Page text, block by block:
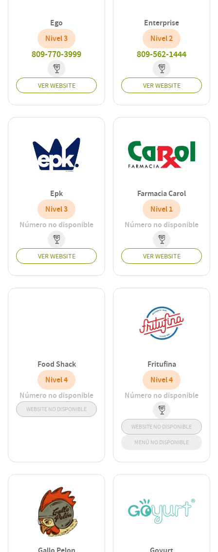
Ego
Nivel 3
809-770-3999
VER WEBSITE
Enterprise
Nivel 2
809-562-1444
VER WEBSITE
Epk
Nivel 3
Número no disponible
VER WEBSITE
Farmacia Carol
Nivel 1
Número no disponible
VER WEBSITE
Food Shack
Nivel 4
Número no disponible
WEBSITE NO DISPONIBLE
Fritufina
Nivel 4
Número no disponible
WEBSITE NO DISPONIBLE
MENÚ NO DISPONIBLE